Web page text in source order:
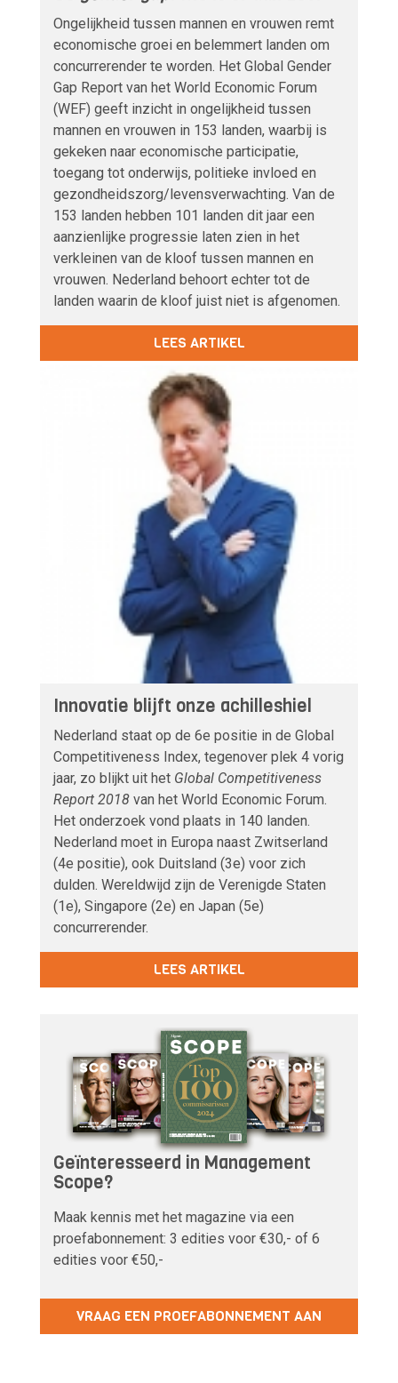
Ongelijkheid tussen mannen en vrouwen remt
economische groei en belemmert landen om
concurrerender te worden. Het Global Gender
Gap Report van het World Economic Forum
(WEF) geeft inzicht in ongelijkheid tussen
mannen en vrouwen in 153 landen, waarbij is
gekeken naar economische participatie,
toegang tot onderwijs, politieke invloed en
gezondheidszorg/levensverwachting. Van de
153 landen hebben 101 landen dit jaar een
aanzienlijke progressie laten zien in het
verkleinen van de kloof tussen mannen en
vrouwen. Nederland behoort echter tot de
landen waarin de kloof juist niet is afgenomen.
LEES ARTIKEL
Innovatie blijft onze achilleshiel
Nederland staat op de 6e positie in de Global
Competitiveness Index, tegenover plek 4 vorig
jaar, zo blijkt uit het Global Competitiveness
Report 2018 van het World Economic Forum.
Het onderzoek vond plaats in 140 landen.
Nederland moet in Europa naast Zwitserland
(4e positie), ook Duitsland (3e) voor zich
dulden. Wereldwijd zijn de Verenigde Staten
(1e), Singapore (2e) en Japan (5e)
concurrerender.
LEES ARTIKEL
Geïnteresseerd in Management
Scope?
Maak kennis met het magazine via een
proefabonnement: 3 edities voor €30,- of 6
edities voor €50,-
VRAAG EEN PROEFABONNEMENT AAN